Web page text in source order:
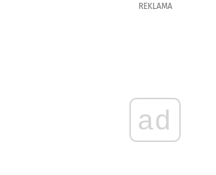
REKLAMA
ad